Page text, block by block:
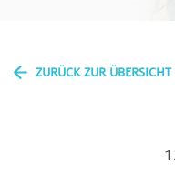
ZURÜCK ZUR ÜBERSICHT